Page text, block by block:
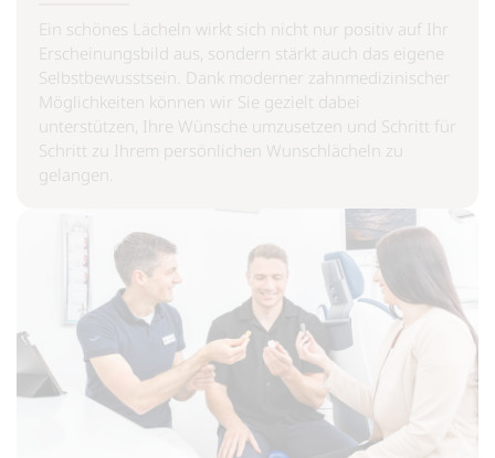
Ein schönes Lächeln wirkt sich nicht nur positiv auf Ihr
Erscheinungsbild aus, sondern stärkt auch das eigene
Selbstbewusstsein. Dank moderner zahnmedizinischer
Möglichkeiten können wir Sie gezielt dabei
unterstützen, Ihre Wünsche umzusetzen und Schritt für
Schritt zu Ihrem persönlichen Wunschlächeln zu
gelangen.